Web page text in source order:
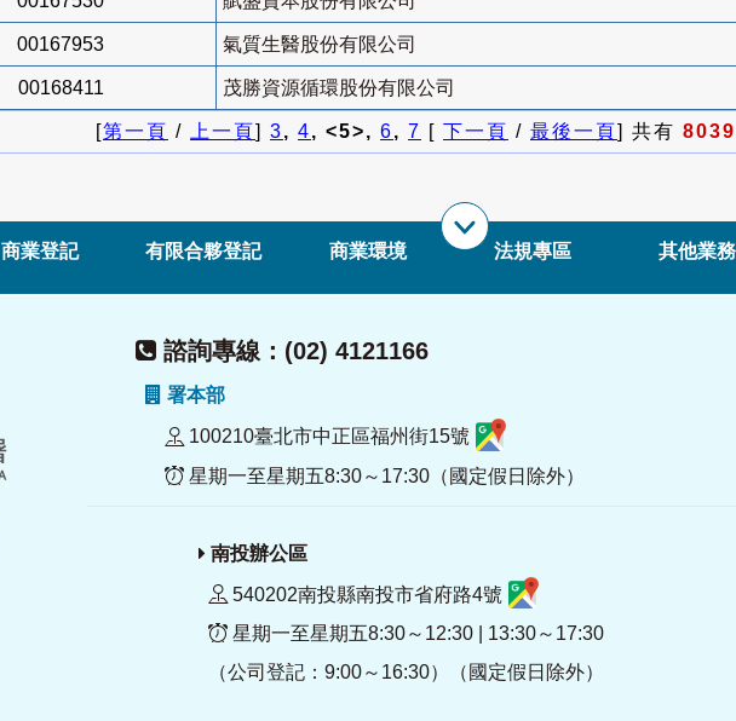
00167953 氣質生醫股份有限公司
00168411 茂勝資源循環股份有限公司
[第一頁 / 上一頁] 3, 4, <5>, 6, 7 [ 下一頁 / 最後一頁] 共有 8039
商業登記 有限合夥登記 商業環境 法規專區 其他業務
諮詢專線：(02) 4121166
署本部
100210臺北市中正區福州街15號
星期一至星期五8:30～17:30（國定假日除外）
南投辦公區
540202南投縣南投市省府路4號
星期一至星期五8:30～12:30 | 13:30～17:30
（公司登記：9:00～16:30）（國定假日除外）